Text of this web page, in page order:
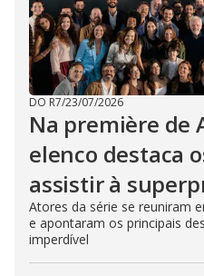
DO R7/23/07/2026
Na première de
elenco destaca
assistir à
Atores da série se reuniram
e apontaram os principais
imperdível